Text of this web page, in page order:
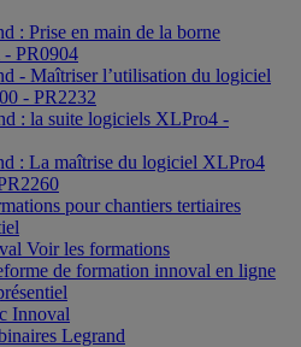
: Prise en main de la borne
PR0904
- Maîtriser l’utilisation du logiciel
- PR2232
: la suite logiciels XLPro4 -
: La maîtrise du logiciel XLPro4
pour chantiers tertiaires
Voir les formations
de formation innoval en ligne
Innoval
Legrand